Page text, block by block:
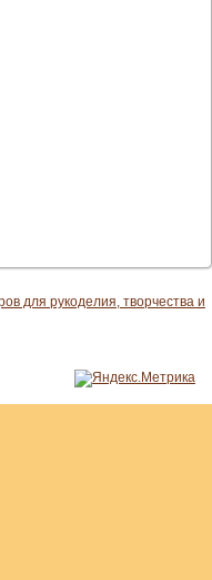
для рукоделия, творчества и